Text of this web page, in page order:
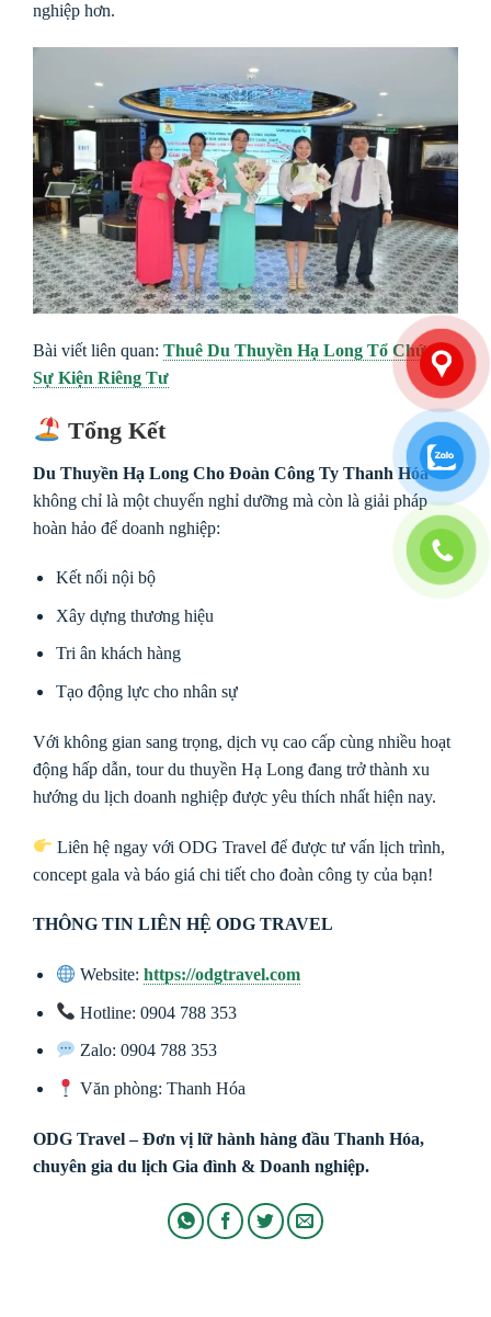
nghiệp hơn.
Bài viết liên quan: Thuê Du Thuyền Hạ Long Tổ Chức
Sự Kiện Riêng Tư
Tổng Kết
Du Thuyền Hạ Long Cho Đoàn Công Ty Thanh Hóa
không chỉ là một chuyến nghỉ dưỡng mà còn là giải pháp
hoàn hảo để doanh nghiệp:
Kết nối nội bộ
Xây dựng thương hiệu
Tri ân khách hàng
Tạo động lực cho nhân sự
Với không gian sang trọng, dịch vụ cao cấp cùng nhiều hoạt
động hấp dẫn, tour du thuyền Hạ Long đang trở thành xu
hướng du lịch doanh nghiệp được yêu thích nhất hiện nay.
Liên hệ ngay vớiODG Travel để được tư vấn lịch trình,
concept gala và báo giá chi tiết cho đoàn công ty của bạn!
THÔNG TIN LIÊN HỆ ODG TRAVEL
Website:https://odgtravel.com
Hotline: 0904 788 353
Zalo: 0904 788 353
Văn phòng: Thanh Hóa
ODG Travel – Đơn vị lữ hành hàng đầu Thanh Hóa,
chuyên gia du lịch Gia đình & Doanh nghiệp.